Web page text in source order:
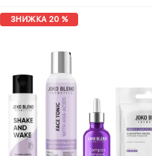
ЗНИЖКА 20 %